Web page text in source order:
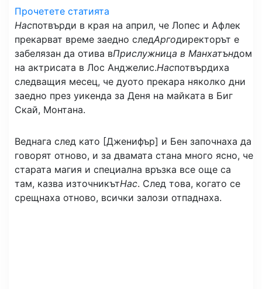
Прочетете статията
Наспотвърди в края на април, че Лопес и Афлек
прекарват време заедно следАргодиректорът е
забелязан да отива вПрислужница в Манхатъндом
на актрисата в Лос Анджелис.Наспотвърдиха
следващия месец, че дуото прекара няколко дни
заедно през уикенда за Деня на майката в Биг
Скай, Монтана.
Веднага след като [Дженифър] и Бен започнаха да
говорят отново, и за двамата стана много ясно, че
старата магия и специална връзка все още са
там, казва източникътНас. След това, когато се
срещнаха отново, всички залози отпаднаха.